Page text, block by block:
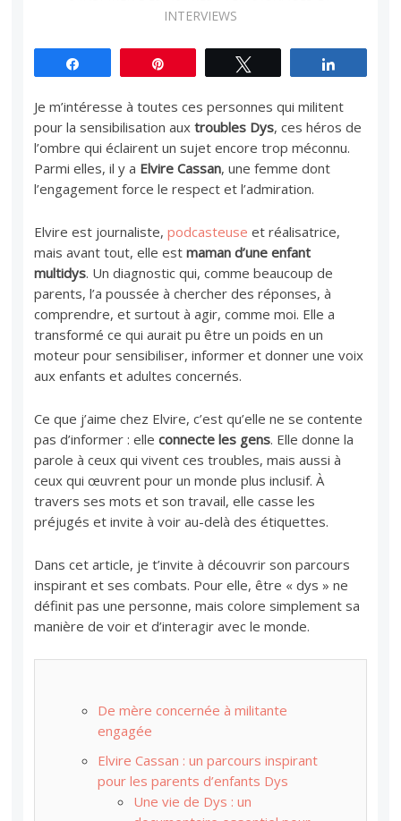
INTERVIEWS
Je m’intéresse à toutes ces personnes qui militent
pour la sensibilisation auxtroubles Dys, ces héros de
l’ombre qui éclairent un sujet encore trop méconnu.
Parmi elles, il y a Elvire Cassan, une femme dont
l’engagement force le respect et l’admiration.
Elvire est journaliste,podcasteuse et réalisatrice,
mais avant tout, elle estmaman d’une enfant
multidys. Un diagnostic qui, comme beaucoup de
parents, l’a poussée à chercher des réponses, à
comprendre, et surtout à agir, comme moi. Elle a
transformé ce qui aurait pu être un poids en un
moteur pour sensibiliser, informer et donner une voix
aux enfants et adultes concernés.
Ce que j’aime chez Elvire, c’est qu’elle ne se contente
pas d’informer : elleconnecte les gens. Elle donne la
parole à ceux qui vivent ces troubles, mais aussi à
ceux qui œuvrent pour un monde plus inclusif. À
travers ses mots et son travail, elle casse les
préjugés et invite à voir au-delà des étiquettes.
Dans cet article, je t’invite à découvrir son parcours
inspirant et ses combats. Pour elle, être « dys » ne
définit pas une personne, mais colore simplement sa
manière de voir et d’interagir avec le monde.
De mère concernée à militante
engagée
Elvire Cassan : un parcours inspirant
pour les parents d’enfants Dys
Une vie de Dys : un